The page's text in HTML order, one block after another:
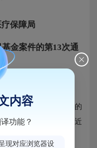
保障局
金案件的第13次通
违规使用医保基金的
专项整治工作，现将近
案件予以通报：
内容
功能？
现对应浏览器设